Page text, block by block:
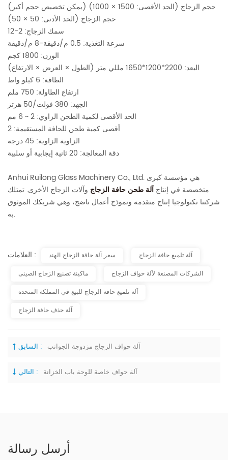
حجم الزجاج (الحد الأقصى: 1500 × 1000) (يمكن تخصيص حجم أكبر)
حجم الزجاج (الحد الأدنى: 50 × 50)
سمك الزجاج: 2-12
سرعة التغذية: 0.5 م/دقيقة-8 م/دقيقة
الوزن: 1800 كجم
البعد: 2200*1200*1650 مللي متر (الطول × العرض × الارتفاع)
الطاقة: 6 كيلو واط
ارتفاع الطاولة: 750 ملم
الجهد: 380 فولت/50 هرتز
الحد الأقصى لكمية الطحن الزاوي: 2 ~ 6 مم
أقصى كمية طحن للحافة المستقيمة: 2
الزاوية الزاوية: 45 درجة
دقة المعالجة: 20 ثانية إيجابية أو سلبية
Anhui Ruilong Glass Machinery Co., Ltd. هي مؤسسة كبرى
متخصصة في إنتاجآلة طحن حافة الزجاج وآلات الزجاج الأخرى. تمتلك
شركتنا تكنولوجيا إنتاج متقدمة ونموذج أعمال ناضج، وهي شريكك الموثوق
به.
العلامات : سعر آلة حافة الزجاج الهند
آلة تلميع حافة الزجاج
ماكينة تصنيع الزجاج الصينى
الشركات المصنعة لآلة حواف الزجاج
آلة تلميع حافة الزجاج للبيع في المملكة المتحدة
آلة حذف حافة الزجاج
السابق : آلة حواف الزجاج مزدوجة الجوانب
التالي : آلة حواف خاصة للوحة باب الخزانة
أرسل رسالة